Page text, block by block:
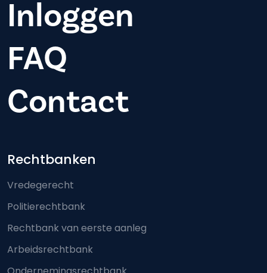
Inloggen
FAQ
Contact
Footer-menu
Rechtbanken
Vredegerecht
Politierechtbank
Rechtbank van eerste aanleg
Arbeidsrechtbank